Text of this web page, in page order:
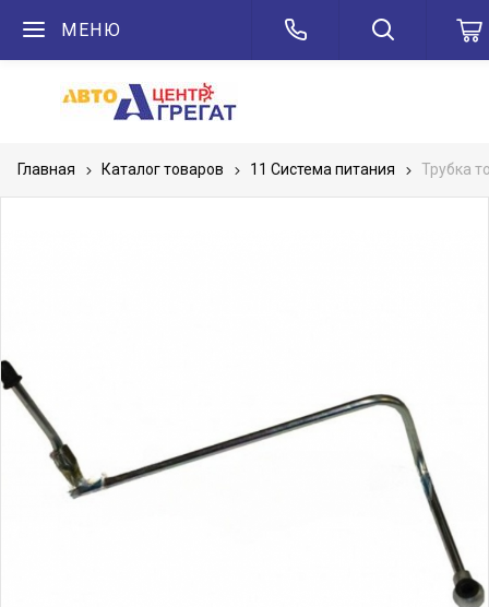
МЕНЮ
Главная Каталог товаров 11 Система питания Трубка